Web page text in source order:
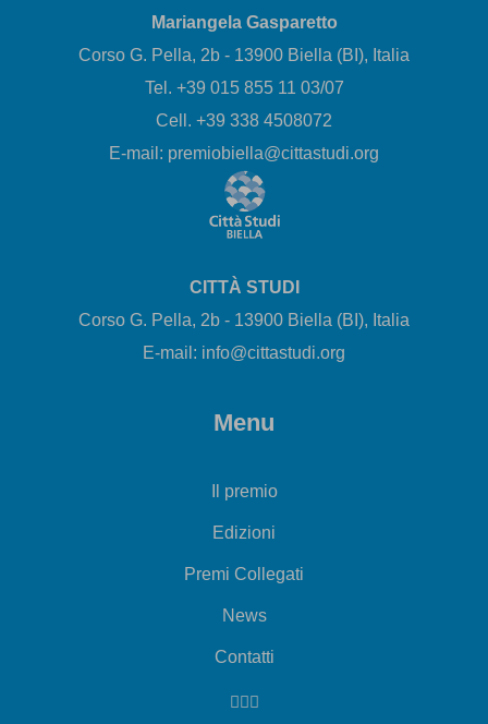
Mariangela Gasparetto
Corso G. Pella, 2b - 13900 Biella (BI), Italia
Tel. +39 015 855 11 03/07
Cell. +39 338 4508072
E-mail: premiobiella@cittastudi.org
CITTÀ STUDI
Corso G. Pella, 2b - 13900 Biella (BI), Italia
E-mail: info@cittastudi.org
Menu
Il premio
Edizioni
Premi Collegati
News
Contatti